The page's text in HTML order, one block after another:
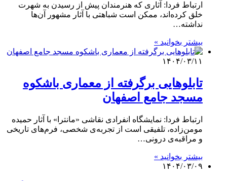
ارتباط فردا: آثاری که هنرمندان پیش از رسیدن به شهرت
خلق کرده‌اند، ممکن است شباهتی با آثار مشهور آن‌ها
نداشته…
بیشتر بخوانید »
۱۴۰۴/۰۳/۱۱
تابلوهایی برگرفته از معماری باشکوه
مسجد جامع اصفهان
ارتباط فردا: نمایشگاه انفرادی نقاشی «مانترا» با آثار حمیده
مومن‌زاده، تلفیقی است از تجربه‌ی شخصی، فرم‌های تاریخی
و مراقبه‌ی درونی…
بیشتر بخوانید »
۱۴۰۴/۰۳/۰۹